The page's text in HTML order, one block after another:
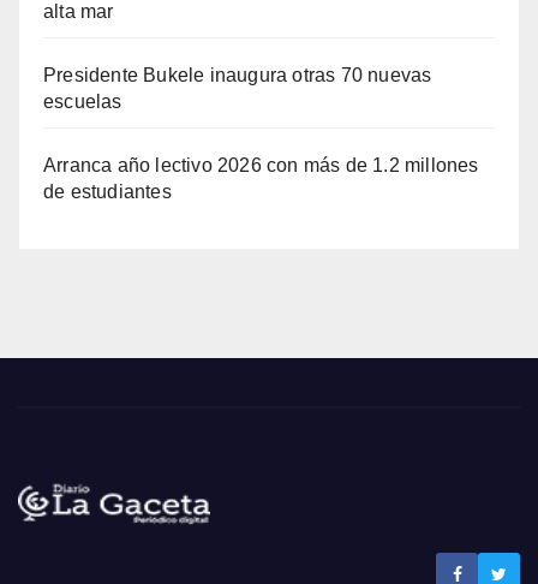
alta mar
Presidente Bukele inaugura otras 70 nuevas
escuelas
Arranca año lectivo 2026 con más de 1.2 millones
de estudiantes